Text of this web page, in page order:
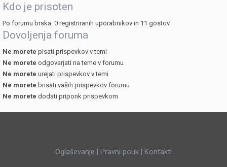
Kdo je prisoten
Po forumu brska: 0 registriranih uporabnikov in 11 gostov
Dovoljenja foruma
Ne morete pisati prispevkov v temi
Ne morete odgovarjati na teme v forumu
Ne morete urejati prispevkov v temi
Ne morete brisati vaših prispevkov forumu
Ne morete dodati priponk prispevkom
Oglaševanje Pravni pouk Kontakti